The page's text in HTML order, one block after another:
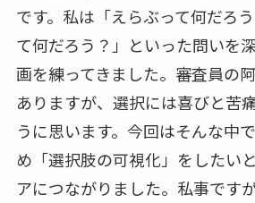
です。私は「えらぶって何だろ
て何だろう？」といった問いを
画を練ってきました。審査員の
ありますが、選択には喜びと苦
うに思います。今回はそんな中
め「選択肢の可視化」をしたい
アにつながりました。私事です